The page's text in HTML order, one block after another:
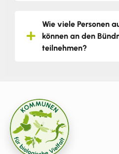
Wie viele Personen
können an den
teilnehmen?